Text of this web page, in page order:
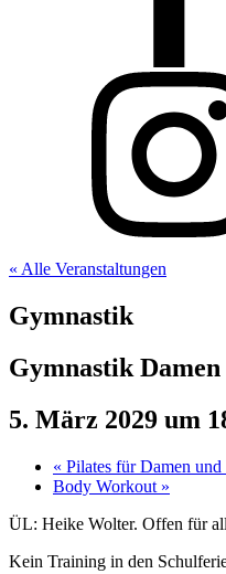
« Alle Veranstaltungen
Gymnastik
Gymnastik Damen
5. März 2029 um
« Pilates für Damen und
Body Workout »
ÜL: Heike Wolter. Offen für
Kein Training in den